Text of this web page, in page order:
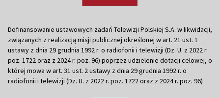
Dofinansowanie ustawowych zadań Telewizji Polskiej S.A. w likwidacji,
związanych z realizacją misji publicznej określonej w art. 21 ust. 1
ustawy z dnia 29 grudnia 1992 r. o radiofonii i telewizji (Dz. U. z 2022 r.
poz. 1722 oraz z 2024 r. poz. 96) poprzez udzielenie dotacji celowej, o
której mowa w art. 31 ust. 2 ustawy z dnia 29 grudnia 1992 r. o
radiofonii i telewizji (Dz. U. z 2022 r. poz. 1722 oraz z 2024 r. poz. 96)